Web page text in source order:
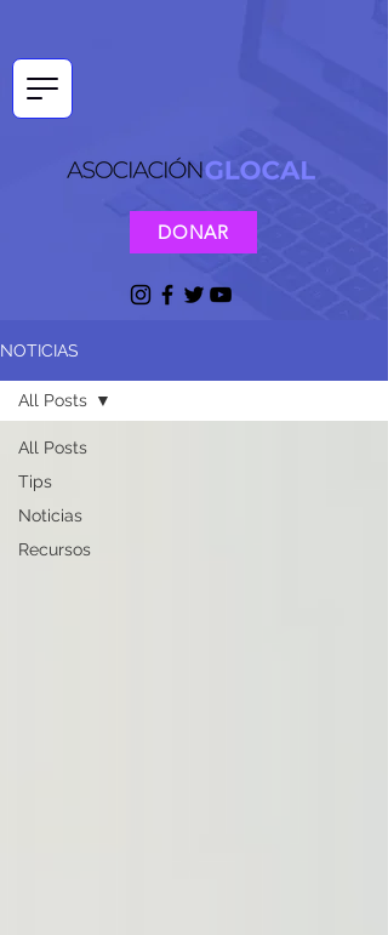
DONAR
NOTICIAS
All Posts
Tips
Noticias
Recursos
All Posts